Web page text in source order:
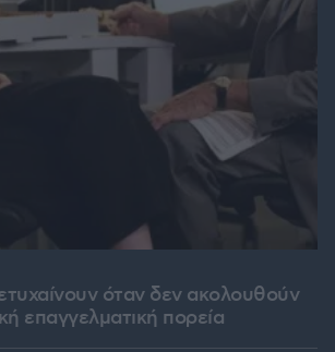
όταν δεν ακολουθούν
επαγγελματική πορεία